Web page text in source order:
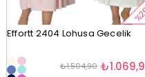
Effortt 2404 Lohusa Gecelik
₺1.504,90